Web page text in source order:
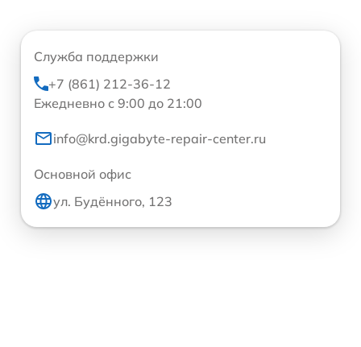
Служба поддержки
+7 (861) 212-36-12
Ежедневно с 9:00 до 21:00
info@krd.gigabyte-repair-center.ru
Основной офис
ул. Будённого, 123